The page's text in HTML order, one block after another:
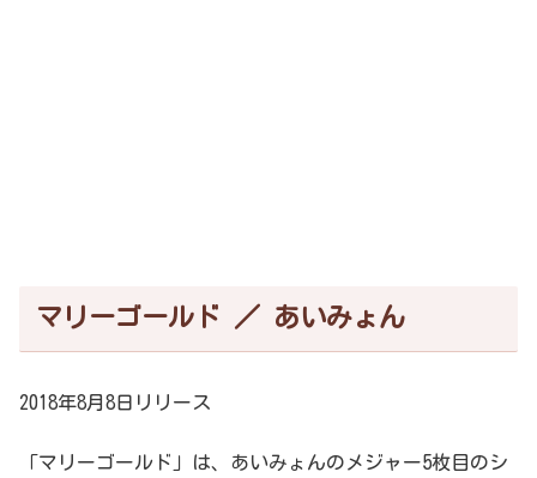
マリーゴールド ／ あいみょん
2018年8月8日リリース
「マリーゴールド」は、あいみょんのメジャー5枚目のシ